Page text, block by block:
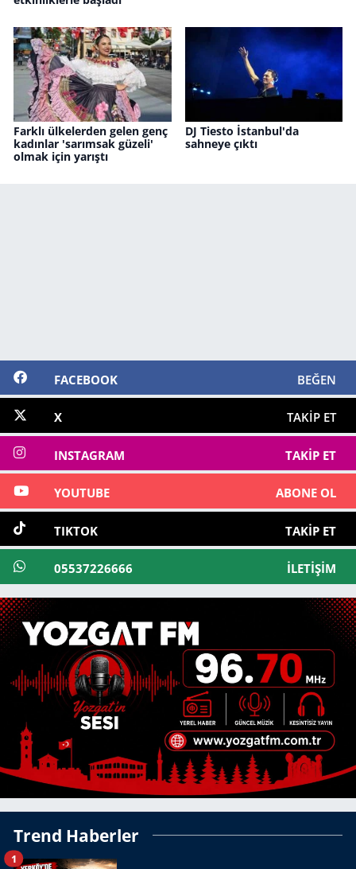
Farklı ülkelerden gelen genç
kadınlar 'sarımsak güzeli'
olmak için yarıştı
DJ Tiesto İstanbul'da
sahneye çıktı
FACEBOOK BEĞEN
X TAKIP ET
INSTAGRAM TAKIP ET
YOUTUBE ABONE OL
TIKTOK TAKIP ET
05537226666 İLETIŞIM
Trend Haberler
1